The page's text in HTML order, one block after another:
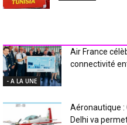
- A LA UNE
Air France
connectivité
Aéronautique :
Delhi va